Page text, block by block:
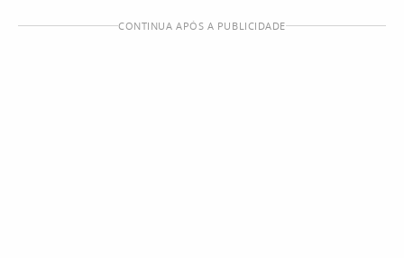
CONTINUA APÓS A PUBLICIDADE